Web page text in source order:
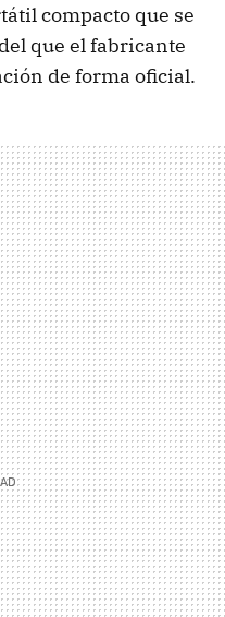
compacto que se
que el fabricante
de forma oficial.